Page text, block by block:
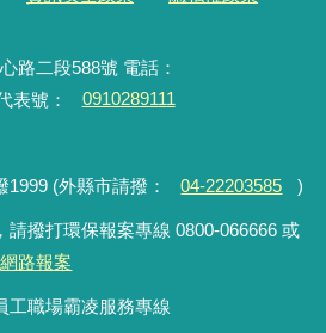
路二段588號 電話：
表號：
0910289111
(外縣市請撥： 04-22203585 )
請撥打環保報案專線 0800-066666 或
網路報案
工職場霸凌服務專線